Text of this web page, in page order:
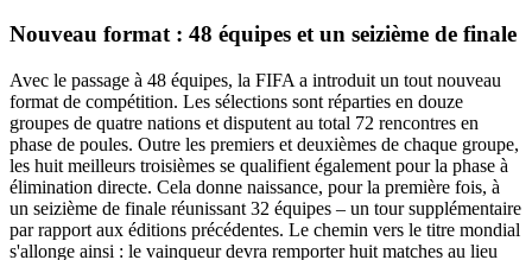
Nouveau format : 48 équipes et un seizième de finale
Avec le passage à 48 équipes, la FIFA a introduit un tout nouveau
format de compétition. Les sélections sont réparties en douze
groupes de quatre nations et disputent au total 72 rencontres en
phase de poules. Outre les premiers et deuxièmes de chaque groupe,
les huit meilleurs troisièmes se qualifient également pour la phase à
élimination directe. Cela donne naissance, pour la première fois, à
un seizième de finale réunissant 32 équipes – un tour supplémentaire
par rapport aux éditions précédentes. Le chemin vers le titre mondial
s'allonge ainsi : le vainqueur devra remporter huit matches au lieu